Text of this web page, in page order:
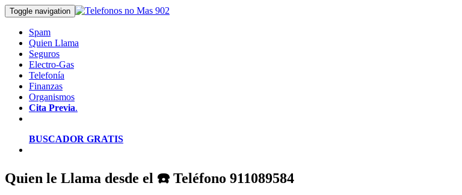
Toggle navigation
Spam
Quien Llama
Seguros
Electro-Gas
Telefonía
Finanzas
Organismos
Cita Previa.
BUSCADOR GRATIS
Quien le Llama desde el ☎️ Teléfono 911089584